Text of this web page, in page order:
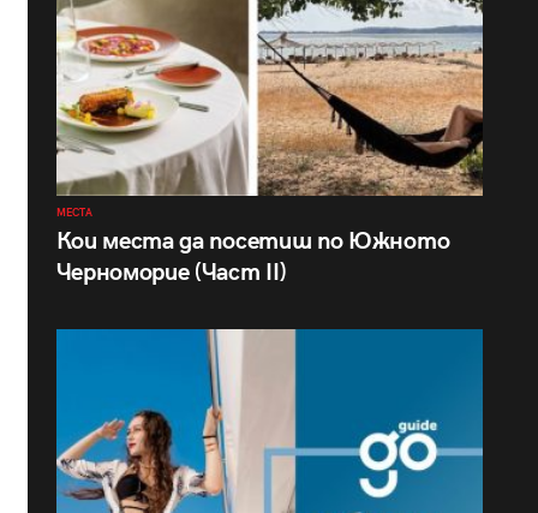
МЕСТА
Кои места да посетиш по Южното
Черноморие (Част II)